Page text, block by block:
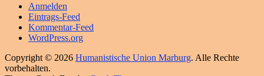
Anmelden
Eintrags-Feed
Kommentar-Feed
WordPress.org
Copyright © 2026 Humanistische Union Marburg. Alle Rechte
vorbehalten.